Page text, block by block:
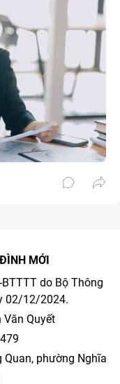
MỚI
do Bộ Thông
02/12/2024.
Văn Quyết
phường Nghĩa